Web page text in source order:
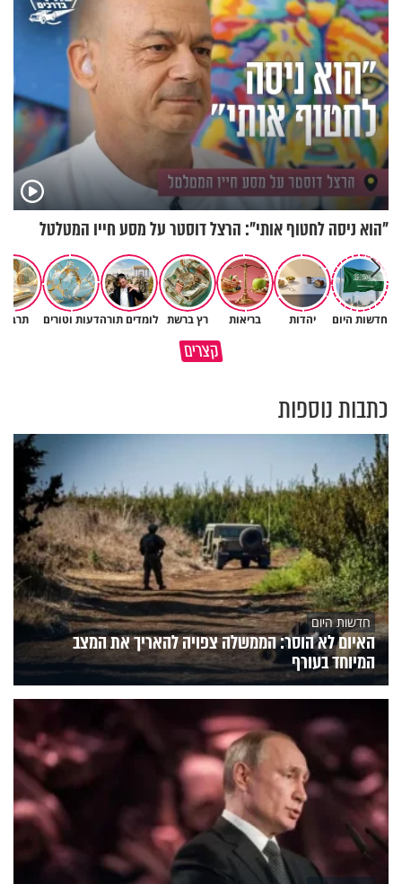
"הוא ניסה לחטוף אותי": הרצל דוסטר על מסע חייו המטלטל
חדשות היום יהדות בריאות רץ ברשת לומדים תורהדעות וטורים
קצרים
באיזה ארץ לומדים יותר גמרא
כתבות נוספות
חדשות היום
האיום לא הוסר: הממשלה צפויה להאריך את המצב
המיוחד בעורף